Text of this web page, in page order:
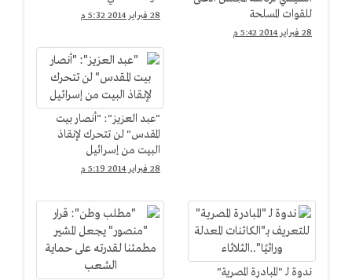
للقوات المسلحة
28 فبراير 2014 5:42 م
28 فبراير 2014 5:32 م
"عبد العزيز": "أنصار بيت
المقدس" لن تتحرك لإنقاذ
البيت من إسرائيل
28 فبراير 2014 5:19 م
ندوة لـ "المبادرة المصرية"